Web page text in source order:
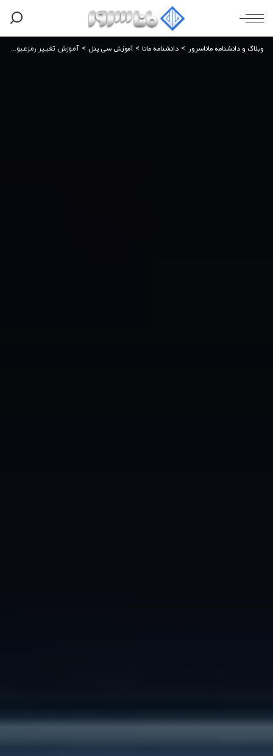
وبلاگ و دانشنامه ماناسرور > دانشنامه مانا >آموزش سی پنل > آموزش تغییر رمزعبور و نام کاربری وردپرس از طریق دیتابیس هاست